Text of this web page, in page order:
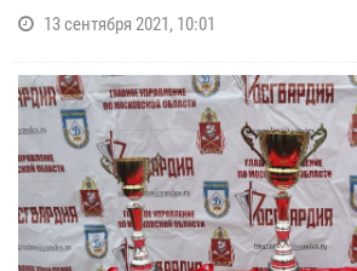
13 сентября 2021, 10:01